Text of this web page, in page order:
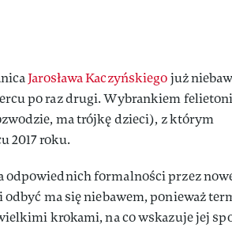
Jarosława Kaczyńskiegojuż
po raz drugi. Wybrankiem
ma trójkę dzieci), z którym
2017 roku.
odpowiednich formalności przez
ma się niebawem, ponieważ
krokami, na co wskazuje jej